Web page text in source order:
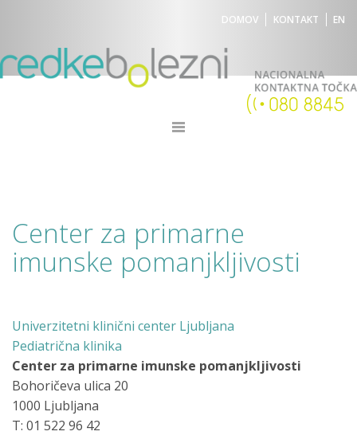
DOMOV KONTAKT EN
Center za primarne
imunske pomanjkljivosti
Univerzitetni klinični center Ljubljana
Pediatrična klinika
Center za primarne imunske pomanjkljivosti
Bohoričeva ulica 20
1000 Ljubljana
T: 01 522 96 42